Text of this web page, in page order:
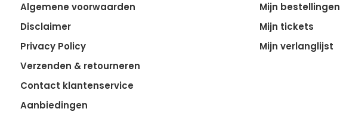
Algemene voorwaarden
Disclaimer
Privacy Policy
Verzenden & retourneren
Contact klantenservice
Aanbiedingen
Mijn bestellingen
Mijn tickets
Mijn verlanglijst